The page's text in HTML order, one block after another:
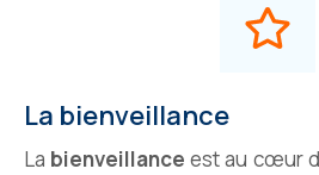
La bienveillance
La bienveillance est au cœur